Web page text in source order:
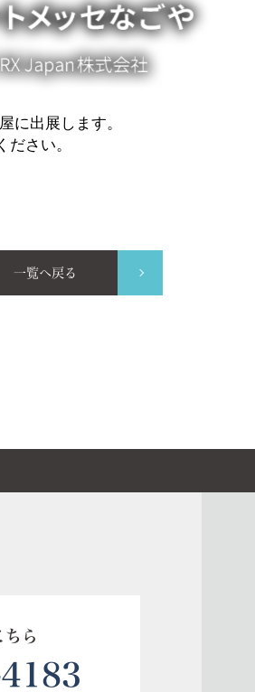
に出展します。
さい。
一覧へ戻る
ら